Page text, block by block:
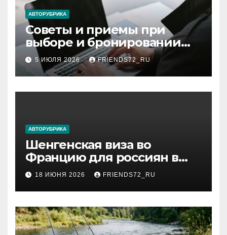
АВТОРУБРИКА
Советы и приемы при
выборе и бронировании
авиабилетов
5 ИЮЛЯ 2026 FRIENDS72_RU
АВТОРУБРИКА
Шенгенская виза во
Францию для россиян в
2026 году: сроки от 3 дней
и список необходимых
документов
18 ИЮНЯ 2026 FRIENDS72_RU